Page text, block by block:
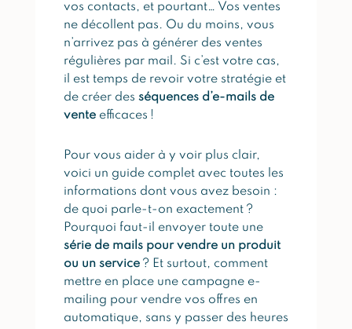
vos contacts, et pourtant… Vos ventes
ne décollent pas. Ou du moins, vous
n’arrivez pas à générer des ventes
régulières par mail. Si c’est votre cas,
il est temps de revoir votre stratégie et
de créer des séquences d’e-mails de
venteefficaces !
Pour vous aider à y voir plus clair,
voici un guide complet avec toutes les
informations dont vous avez besoin :
de quoi parle-t-on exactement ?
Pourquoi faut-il envoyer toute une
série de mails pour vendre un produit
ou un service ? Et surtout, comment
mettre en place une campagne e-
mailing pour vendre vos offres en
automatique, sans y passer des heures